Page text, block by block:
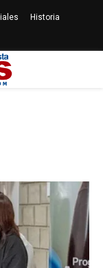
Historia